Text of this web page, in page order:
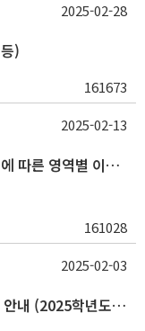
)
161673
2025-02-28
☆ 2025학년도 시행 교양 교과과정 개편에 따른 영역별 이수 안내
161028
2025-02-13
☆ 주제탐구세미나3 폐지 및 대체교과목 안내 (2025학년도 1학기부터)
2025-02-03